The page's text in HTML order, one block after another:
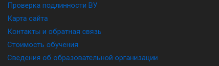
Проверка подлинности ВУ
Карта сайта
Контакты и обратная связь
Стоимость обучения
Сведения об образовательной организации